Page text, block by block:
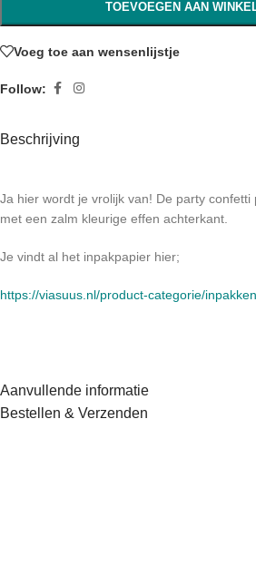
TOEVOEGEN AAN
Voeg toe aan wensenlijstje
Follow:
Beschrijving
Ja hier wordt je vrolijk van! De party
met een zalm kleurige effen achterkant.
Je vindt al het inpakpapier hier;
https://viasuus.nl/product-categorie/
Aanvullende informatie
Bestellen & Verzenden